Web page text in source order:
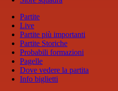
Partite
Live
Partite più importanti
Partite Storiche
Probabili formazioni
Pagelle
Dove vedere la partita
Info biglietti